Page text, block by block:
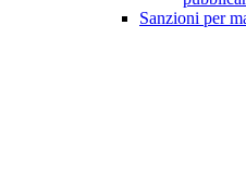
Sanzioni per